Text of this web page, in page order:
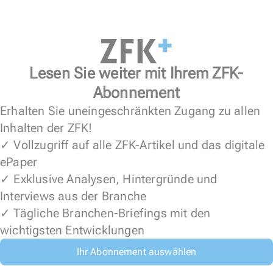
Lesen Sie weiter mit Ihrem ZFK-
Abonnement
Erhalten Sie uneingeschränkten Zugang zu allen
Inhalten der ZFK!
✓ Vollzugriff auf alle ZFK-Artikel und das digitale
ePaper
✓ Exklusive Analysen, Hintergründe und
Interviews aus der Branche
✓ Tägliche Branchen-Briefings mit den
wichtigsten Entwicklungen
Ihr Abonnement auswählen